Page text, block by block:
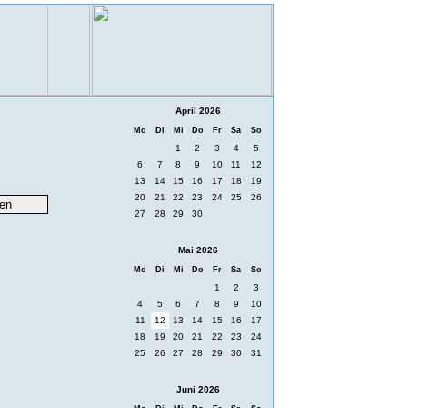
April 2026
Mo Di Mi Do Fr Sa So
1 2 3 4
5
6
7 8 9 10 11
12
13
14 15 16 17 18
19
20
21 22 23 24 25
26
27
28 29 30
Mai 2026
Mo Di Mi Do Fr Sa So
1 2
3
4
5 6 7 8 9
10
11
12 13 14 15 16
17
18
19 20 21 22 23
24
25
26 27 28 29 30 31
Juni 2026